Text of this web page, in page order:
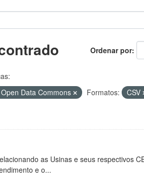
Ordenar por
Data Commons
Formatos: CSV
as Usinas e seus respectivos
e o...